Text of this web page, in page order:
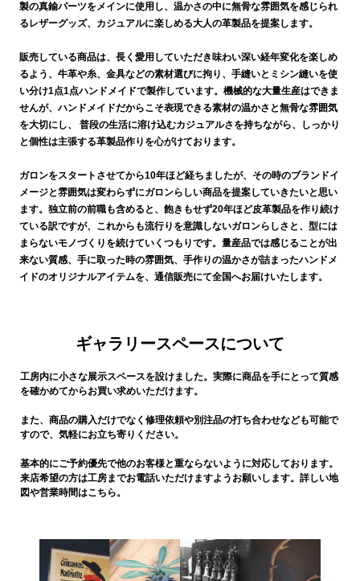
製の真鍮パーツをメインに使用し、温かさの中に無骨な雰囲気を感じられ
るレザーグッズ、カジュアルに楽しめる大人の革製品を提案します。
販売している商品は、長く愛用していただき味わい深い経年変化を楽しめ
るよう、牛革や糸、金具などの素材選びに拘り、手縫いとミシン縫いを使
い分け1点1点ハンドメイドで製作しています。機械的な大量生産はできま
せんが、ハンドメイドだからこそ表現できる素材の温かさと無骨な雰囲気
を大切にし、 普段の生活に溶け込むカジュアルさを持ちながら、しっかり
と個性は主張する革製品作りを心がけております。
ガロンをスタートさせてから10年ほど経ちましたが、その時のブランドイ
メージと雰囲気は変わらずにガロンらしい商品を提案していきたいと思い
ます。独立前の前職も含めると、飽きもせず20年ほど皮革製品を作り続け
ている訳ですが、これからも流行りを意識しないガロンらしさと、型には
まらないモノづくりを続けていくつもりです。量産品では感じることが出
来ない質感、手に取った時の雰囲気、手作りの温かさが詰まったハンドメ
イドのオリジナルアイテムを、通信販売にて全国へお届けいたします。
ギャラリースペースについて
工房内に小さな展示スペースを設けました。実際に商品を手にとって質感
を確かめてからお買い求めいただけます。
また、商品の購入だけでなく修理依頼や別注品の打ち合わせなども可能で
すので、気軽にお立ち寄りください。
基本的にご予約優先で他のお客様と重ならないように対応しております。
来店希望の方は工房までお電話いただけますようお願いします。詳しい地
図や営業時間はこちら。